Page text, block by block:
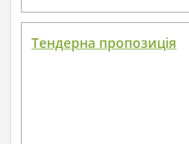
Тендерна пропозиція